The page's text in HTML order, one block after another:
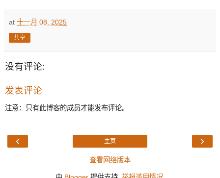
at 十一月 08, 2025
共享
没有评论:
发表评论
注意：只有此博客的成员才能发布评论。
‹ ›
主页
查看网络版本